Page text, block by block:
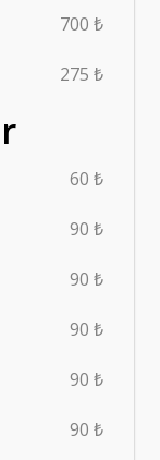
700 ₺
275 ₺
60 ₺
90 ₺
90 ₺
90 ₺
90 ₺
90 ₺